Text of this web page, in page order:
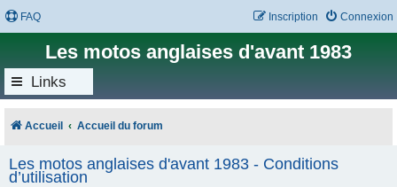
FAQ Connexion
Inscription
Les motos anglaises d'avant 1983
Links
Accueil Accueil du forum
Les motos anglaises d'avant 1983 - Conditions
d’utilisation